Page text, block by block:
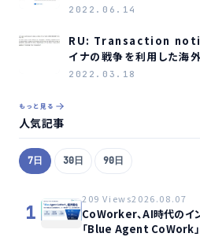
2022.06.14
RU: Transaction notice
イナの戦争を利用した海
2022.03.18
もっと見る
人気記事
7日 30日 90日
1
209 Views2026.08.07
CoWorker、AI時代のイ
「Blue Agent CoWork